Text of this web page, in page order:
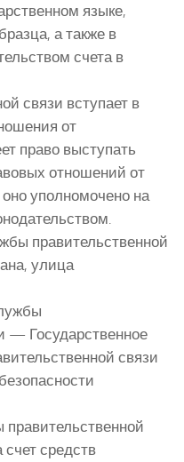
языке,
а также в
счета в
связи вступает в
от
право выступать
отношений от
уполномочено на
правительственной
улица
— Государственное
связи
средств